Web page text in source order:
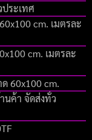
ระเทศ
cm. เมตรละ
cm. เมตรละ
60x100 cm.
นค้า จัดส่งทั่ว